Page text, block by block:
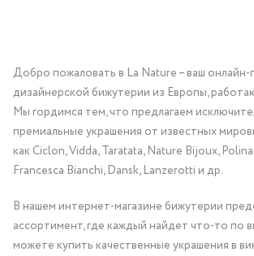
Добро пожаловать в La Nature – ваш онлайн-
дизайнерской бижутерии из Европы,
Мы гордимся тем, что предлагаем
премиальные украшения от известных
как Ciclon, Vidda, Taratata, Nature Bijoux,
Francesca Bianchi, Dansk, Lanzerotti и др.
В нашем интернет-магазине бижутерии
ассортимент, где каждый найдет что-то по
можете купить качественные украшения в